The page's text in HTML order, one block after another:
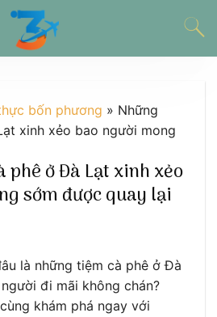
bốn phương » Những
xinh xẻo bao người mong
phê ở Đà Lạt xinh xẻo
sớm được quay lại
là những tiệm cà phê ở Đà
đi mãi không chán?
khám phá ngay với